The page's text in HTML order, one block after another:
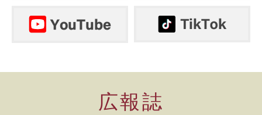
広報誌